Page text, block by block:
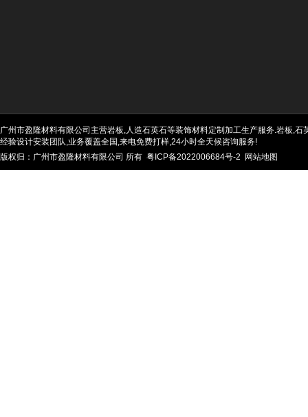
广州市盈隆材料有限公司主营岩板,人造石英石等装饰材料定制加工生产服务.岩板,
经验设计安装团队,业务覆盖全国,来电免费打样,24小时全天候咨询服务!
版权归：广州市盈隆材料有限公司 所有 粤ICP备2022006684号-2 网站地图